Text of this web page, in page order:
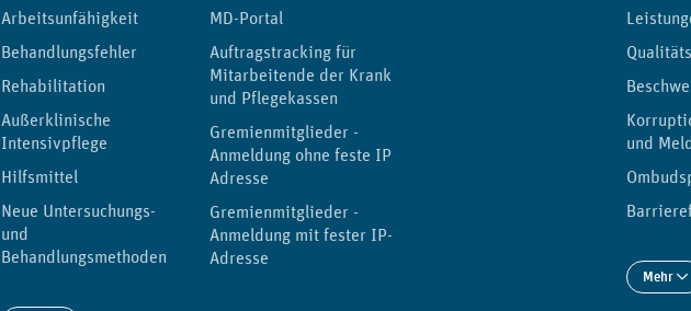
Arbeitsunfähigkeit
Behandlungsfehler
Rehabilitation
Außerklinische
Intensivpflege
Hilfsmittel
Neue Untersuchungs-
und
Behandlungsmethoden
MD-Portal
Auftragstracking für
Mitarbeitende der Kranken-
und Pflegekassen
Gremienmitglieder -
Anmeldung ohne feste IP-
Adresse
Gremienmitglieder -
Anmeldung mit fester IP-
Adresse
und
Mehr